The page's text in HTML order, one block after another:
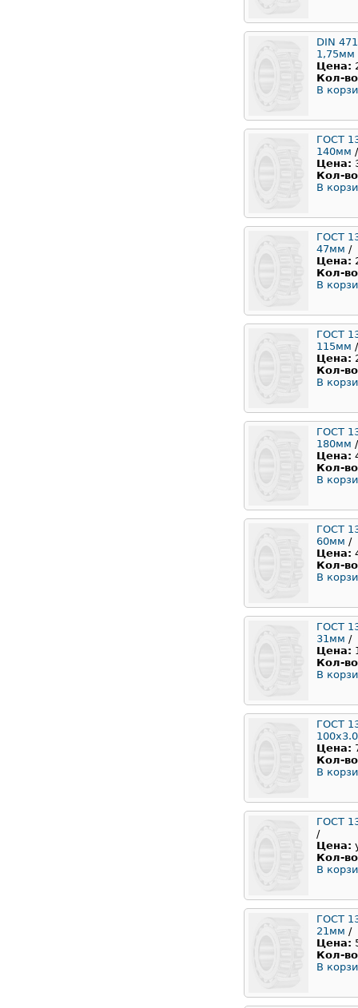
DIN
1,75мм
Цена:
Кол-
В
ГОСТ
140мм /
Цена:
Кол-
В
ГОСТ
47мм /
Цена:
Кол-
В
ГОСТ
115мм /
Цена:
Кол-
В
ГОСТ
180мм /
Цена:
Кол-
В
ГОСТ
60мм /
Цена:
Кол-
В
ГОСТ
31мм /
Цена:
Кол-
В
ГОСТ
Цена:
Кол-
В
ГОСТ
/
Цена:
Кол-
В
ГОСТ
21мм /
Цена:
Кол-
В